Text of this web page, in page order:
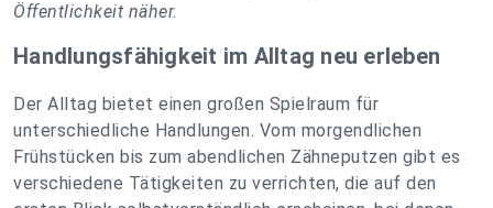
Öffentlichkeit näher.
Handlungsfähigkeit im Alltag neu erleben
Der Alltag bietet einen großen Spielraum für
unterschiedliche Handlungen. Vom morgendlichen
Frühstücken bis zum abendlichen Zähneputzen gibt es
verschiedene Tätigkeiten zu verrichten, die auf den